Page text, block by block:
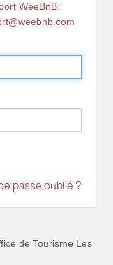
WeeBnB:
passe oublié ?
de Tourisme Les